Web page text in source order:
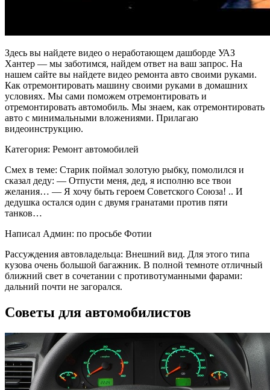
Здесь вы найдете видео о неработающем дашборде УАЗ
Хантер — мы заботимся, найдем ответ на ваш запрос. На
нашем сайте вы найдете видео ремонта авто своими руками.
Как отремонтировать машину своими руками в домашних
условиях. Мы сами поможем отремонтировать и
отремонтировать автомобиль. Мы знаем, как отремонтировать
авто с минимальными вложениями. Прилагаю
видеоинструкцию.
Категория: Ремонт автомобилей
Смех в теме: Старик поймал золотую рыбку, помолился и
сказал деду: — Отпусти меня, дед, я исполню все твои
желания… — Я хочу быть героем Советского Союза! .. И
дедушка остался один с двумя гранатами против пяти
танков…
Написал Админ: по просьбе Фотии
Рассуждения автовладельца: Внешний вид. Для этого типа
кузова очень большой багажник. В полной темноте отличный
ближний свет в сочетании с противотуманными фарами:
дальний почти не загорался.
Советы для автомобилистов